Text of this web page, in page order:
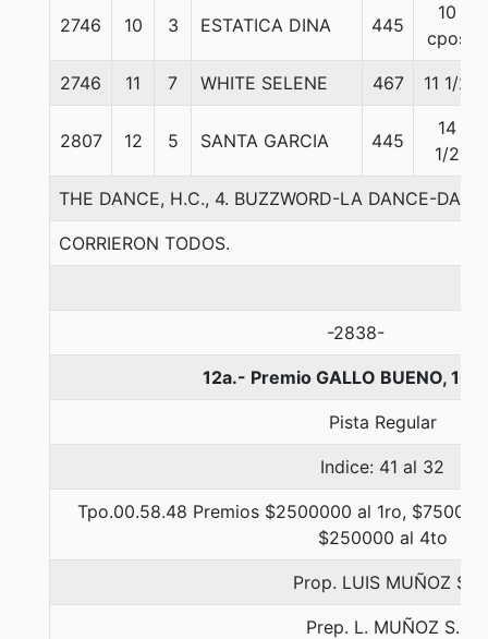
2746 10 3 ESTATICA DINA 445
10
cpos
2746 11 7 WHITE SELENE 467 11 1/2
2807 12 5 SANTA GARCIA 445
14
1/2
THE DANCE, H.C., 4. BUZZWORD-LA DANCE-
CORRIERON TODOS.
-2838-
12a.- Premio GALLO BUENO,
Pista Regular
Indice: 41 al 32
Tpo.00.58.48 Premios $2500000 al 1ro,
$250000 al 4to
Prop. LUIS MUÑOZ S.
Prep. L. MUÑOZ S.